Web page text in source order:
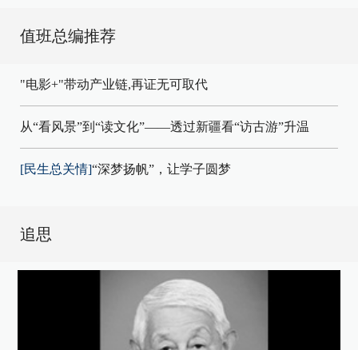
值班总编推荐
"电影+"带动产业链,再证无可取代
从“看风景”到“读文化”——透过新疆看“访古游”升温
[民生总关情]“深梦扬帆”，让学子圆梦
追思